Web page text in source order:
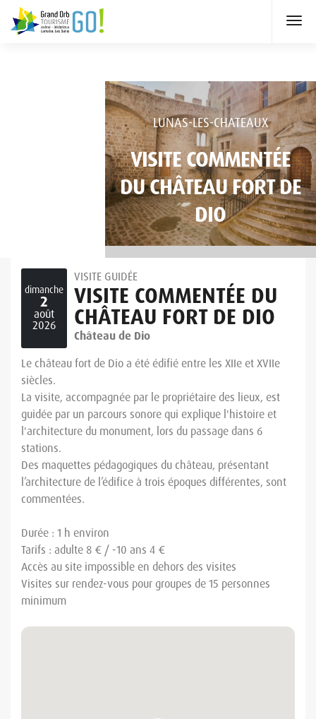
LUNAS-LES-CHATEAUX
VISITE COMMENTÉE
DU CHÂTEAU FORT DE
DIO
dimanche
2
août
2026
VISITE GUIDÉE
VISITE COMMENTÉE DU
CHÂTEAU FORT DE DIO
Château de Dio
Le château fort de Dio a été édifié entre les XIIe et XVIIe
siècles.
La visite, accompagnée par le propriétaire des lieux, est
guidée par un parcours sonore qui explique l'histoire et
l'architecture du monument, lors du passage dans 6
stations.
Des maquettes pédagogiques du château, présentant
l’architecture de l’édifice à trois époques différentes, sont
commentées.
Durée : 1 h environ
Tarifs : adulte 8 € / -10 ans 4 €
Accès au site impossible en dehors des visites
Visites sur rendez-vous pour groupes de 15 personnes
minimum